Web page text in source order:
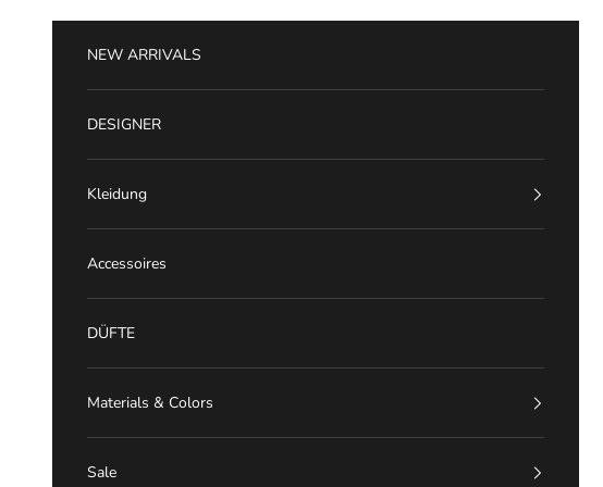
NEW ARRIVALS
DESIGNER
Kleidung
Accessoires
DÜFTE
Materials & Colors
Sale